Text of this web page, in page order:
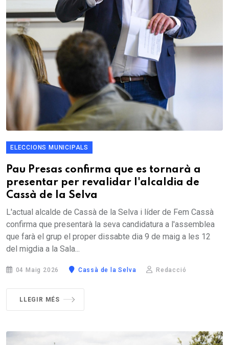
ELECCIONS MUNICIPALS
Pau Presas confirma que es tornarà a
presentar per revalidar l'alcaldia de
Cassà de la Selva
L'actual alcalde de Cassà de la Selva i líder de Fem Cassà
confirma que presentarà la seva candidatura a l'assemblea
que farà el grup el proper dissabte dia 9 de maig a les 12
del migdia a la Sala...
04 Maig 2026 Cassà de la Selva Redacció
LLEGIR MÉS